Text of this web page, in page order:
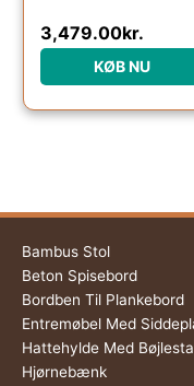
3,479.00kr.
KØB NU
Bambus Stol
Beton Spisebord
Bordben Til Plankebord
Entremøbel Med
Hattehylde Med
Hjørnebænk